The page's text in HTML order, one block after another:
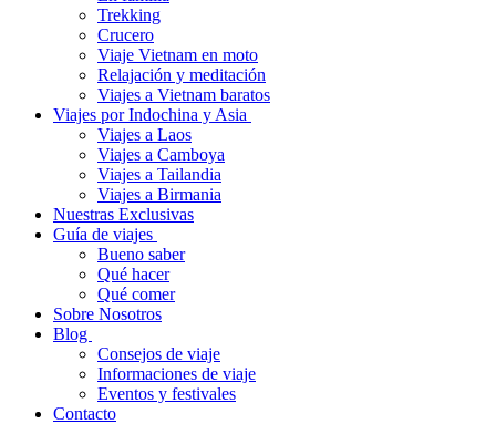
Trekking
Crucero
Viaje Vietnam en moto
Relajación y meditación
Viajes a Vietnam baratos
Viajes por Indochina y Asia
Viajes a Laos
Viajes a Camboya
Viajes a Tailandia
Viajes a Birmania
Nuestras Exclusivas
Guía de viajes
Bueno saber
Qué hacer
Qué comer
Sobre Nosotros
Blog
Consejos de viaje
Informaciones de viaje
Eventos y festivales
Contacto